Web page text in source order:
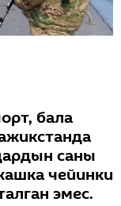
бала
саны
чейинки
эмес.